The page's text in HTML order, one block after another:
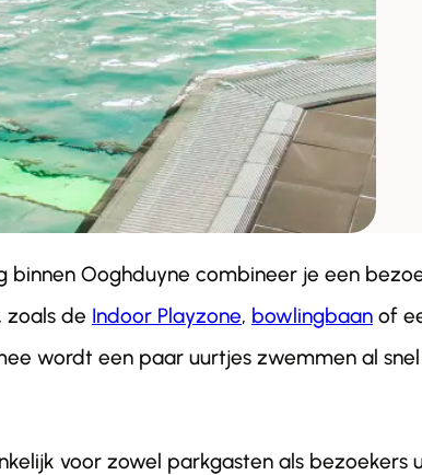
binnen Ooghduyne combineer je een
de Indoor Playzone, bowlingbaan of
wordt een paar uurtjes zwemmen al
voor zowel parkgasten als bezoekers